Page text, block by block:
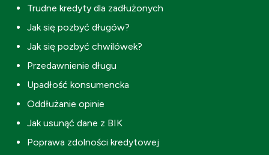
Trudne kredyty dla zadłużonych
Jak się pozbyć długów?
Jak się pozbyć chwilówek?
Przedawnienie długu
Upadłość konsumencka
Oddłużanie opinie
Jak usunąć dane z BIK
Poprawa zdolności kredytowej